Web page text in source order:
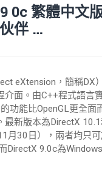
0c 繁體中文
伴 …
eXtension，簡稱DX
介面。由C++程式語言
功能比OpenGL更全面
最新版本為DirectX
月30日），兩者均只可
DirectX 9.0c為